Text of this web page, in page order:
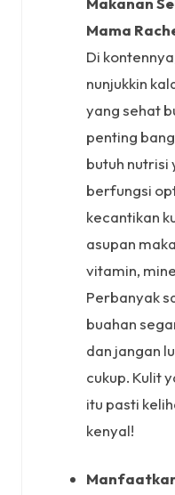
Mama
Di
nunjukkin
yang sehat
penting
butuh nutrisi
berfungsi
kecantikan
asupan
vitamin,
Perbanyak
buahan
dan jangan
cukup. Kulit
itu pasti
kenyal!